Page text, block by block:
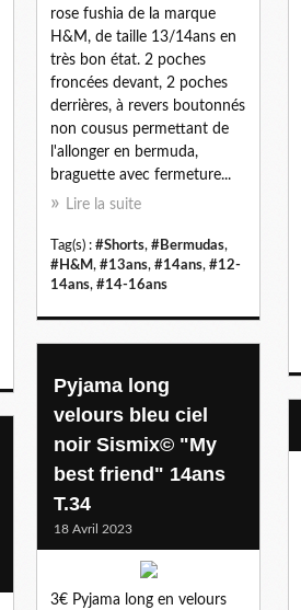
rose fushia de la marque
H&M, de taille 13/14ans en
très bon état. 2 poches
froncées devant, 2 poches
derrières, à revers boutonnés
non cousus permettant de
l'allonger en bermuda,
braguette avec fermeture...
Lire la suite
Tag(s) : #Shorts, #Bermudas,
#H&M, #13ans, #14ans, #12-
14ans, #14-16ans
Pyjama long
velours bleu ciel
noir Sismix© "My
best friend" 14ans
T.34
18 Avril 2023
3€ Pyjama long en velours